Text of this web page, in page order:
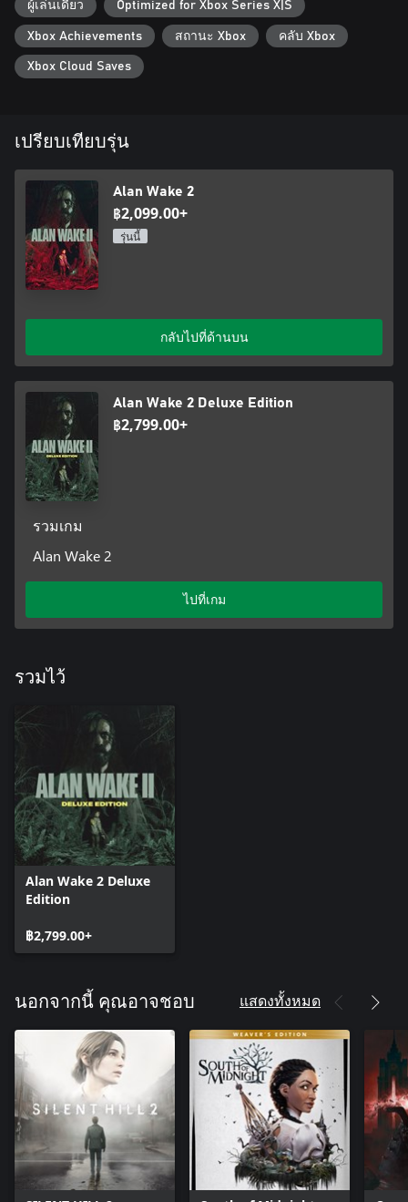
สัมผัสเรื่องราวของ Alan Wake และ Saga Anderson แล้วพบกับเรื่อง
ราวที่เปิดเผยออกมาผ่านมุมมองที่แตกต่างกัน สลับไปมาระหว่างการ
ไขคดีของ Anderson ที่ต้องเอาชีวิตเป็นเดิมพัน และความพยายาม
ในการต่อสู้ดิ้นรนของ Wake ในการเขียนความจริงของเขาใหม่เพื่อ
หลบหนีจากห้วงลึกของ Dark Place
สัมผัสโลกที่สวยงามแต่น่ากลัวทั้งสองโลก ซึ่งล้วนเต็มไปด้วยตัว
ละครมากมาย และภัยคุกคามสุดอันตรายของมันเอง พบกับทิวทัศน์
อันยิ่งใหญ่ของ Cauldron Lake ในแปซิฟิกนอร์ทเวสต์ รวมถึงเมืองที่
งดงามของ Bright Falls และ Watery ซึ่งตัดกับความพยายามที่เปี่ยม
ไปด้วยไหวพริบเพื่อหลบหนีจากเมืองแห่งฝันร้ายของ Dark Place
เอาชีวิตรอดด้วยแสงสว่าง
เผชิญหน้ากับศัตรูที่เหนือธรรมชาติอันทรงพลังในสถานการณ์การ
ต่อสู้ดิ้นรนในระยะประชิด โดยมีทรัพยากรจำกัด คุณต้องใช้
ผู้เล่นเดียว Optimized for Xbox Series X|S
Xbox Achievements สถานะ Xbox คลับ Xbox
Xbox Cloud Saves
เปรียบเทียบรุ่น
Alan Wake 2
฿2,099.00+
รุ่นนี้
กลับไปที่ด้านบน
Alan Wake 2 Deluxe Edition
฿2,799.00+
รวมเกม
Alan Wake 2
ไปที่เกม
รวมไว้
Alan Wake 2 Deluxe
Edition
฿2,799.00+
นอกจากนี้ คุณอาจชอบ แสดงทั้งหมด